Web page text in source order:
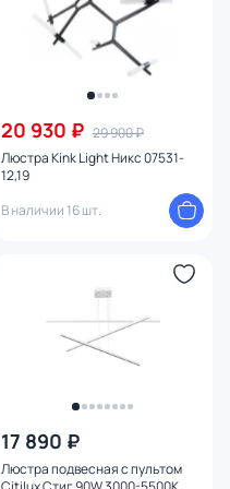
20 930 ₽ 29 900 ₽
Люстра Kink Light Никс 07531-
12,19
В наличии 16 шт.
17 890 ₽
Люстра подвесная с пультом